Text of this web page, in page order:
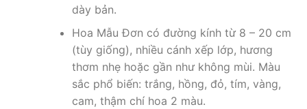
dày bản.
Hoa Mẫu Đơn có đường kính từ 8 – 20 cm
(tùy giống), nhiều cánh xếp lớp, hương
thơm nhẹ hoặc gần như không mùi. Màu
sắc phổ biến: trắng, hồng, đỏ, tím, vàng,
cam, thậm chí hoa 2 màu.